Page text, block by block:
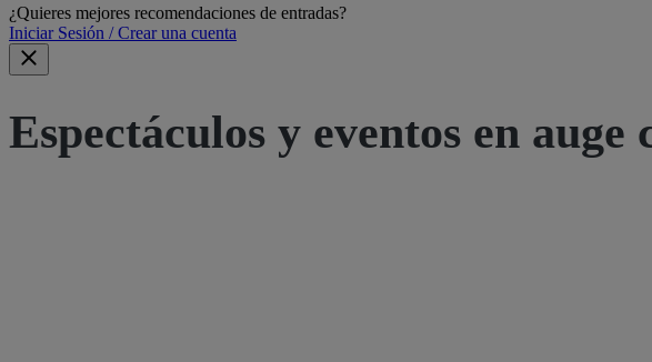
¿Quieres mejores recomendaciones de entradas?
Iniciar Sesión / Crear una cuenta
Espectáculos y eventos en auge